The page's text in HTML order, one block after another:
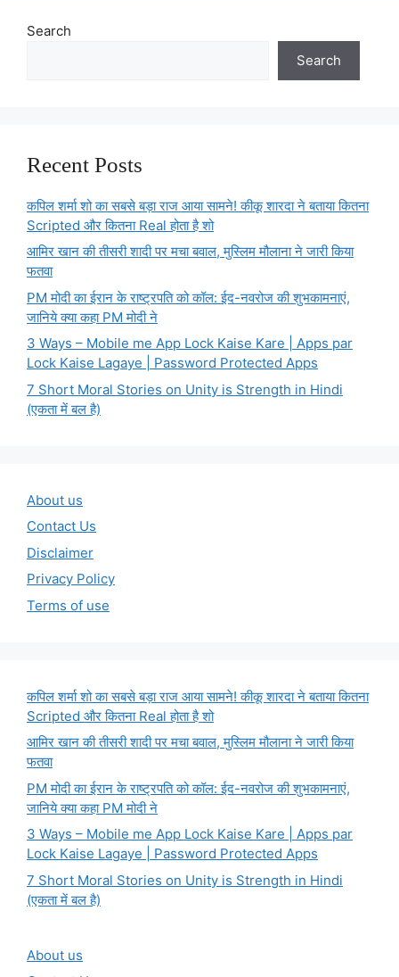
Search
Search
Recent Posts
कपिल शर्मा शो का सबसे बड़ा राज आया सामने! कीकू शारदा ने बताया कितना
Scripted और कितना Real होता है शो
आमिर खान की तीसरी शादी पर मचा बवाल, मुस्लिम मौलाना ने जारी किया
फतवा
PM मोदी का ईरान के राष्ट्रपति को कॉल: ईद-नवरोज की शुभकामनाएं,
जानिये क्या कहा PM मोदी ने
3 Ways – Mobile me App Lock Kaise Kare | Apps par
Lock Kaise Lagaye | Password Protected Apps
7 Short Moral Stories on Unity is Strength in Hindi
(एकता में बल है)
About us
Contact Us
Disclaimer
Privacy Policy
Terms of use
कपिल शर्मा शो का सबसे बड़ा राज आया सामने! कीकू शारदा ने बताया कितना
Scripted और कितना Real होता है शो
आमिर खान की तीसरी शादी पर मचा बवाल, मुस्लिम मौलाना ने जारी किया
फतवा
PM मोदी का ईरान के राष्ट्रपति को कॉल: ईद-नवरोज की शुभकामनाएं,
जानिये क्या कहा PM मोदी ने
3 Ways – Mobile me App Lock Kaise Kare | Apps par
Lock Kaise Lagaye | Password Protected Apps
7 Short Moral Stories on Unity is Strength in Hindi
(एकता में बल है)
About us